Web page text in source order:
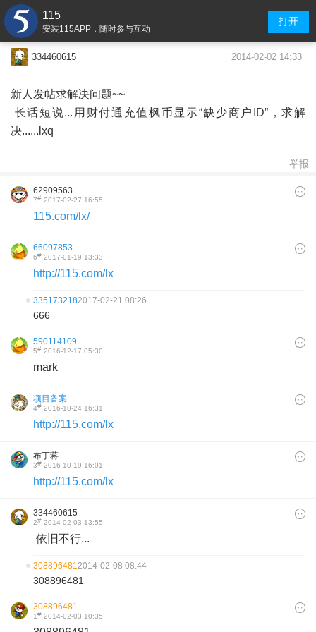
115
安装115APP，随时参与互动
打开
334460615 2014-02-02 14:33
新人发帖求解决问题~~
长话短说...用财付通充值枫币显示“缺少商户ID”，求解
决......lxq
举报
62909563
7# 2017-02-27 16:55
115.com/lx/
66097853
6# 2017-01-19 13:33
http://115.com/lx
3351732182017-02-21 08:26
666
590114109
5# 2016-12-17 05:30
mark
项目备案
4# 2016-10-24 16:31
http://115.com/lx
布丁蒋
3# 2016-10-19 16:01
http://115.com/lx
334460615
2# 2014-02-03 13:55
依旧不行...
3088964812014-02-08 08:44
308896481
308896481
1# 2014-02-03 10:35